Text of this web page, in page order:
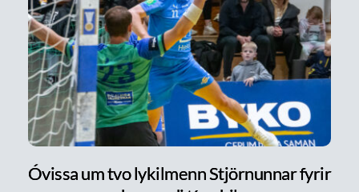
Óvissa um tvo lykilmenn Stjörnunnar fyrir